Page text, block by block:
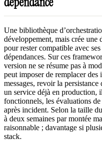
Une bibliothèque
développement, mais crée une
pour rester compatible avec
dépendances. Sur ces
version ne se résume pas à
peut imposer de remplacer des
messages, revoir la
un service déjà en production,
fonctionnels, les évaluations
après incident. Selon la taille
à deux semaines par montée
raisonnable ; davantage si
stack.